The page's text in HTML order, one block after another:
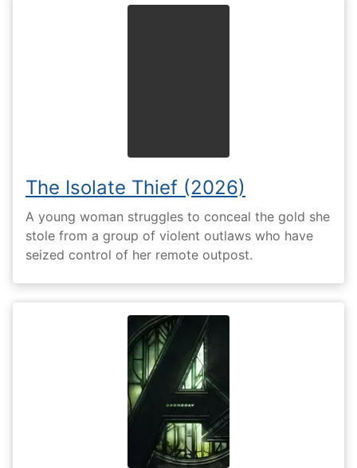
The Isolate Thief (2026)
A young woman struggles to conceal the gold she
stole from a group of violent outlaws who have
seized control of her remote outpost.